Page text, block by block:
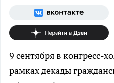
9 сентября в конгресс-
рамках декады